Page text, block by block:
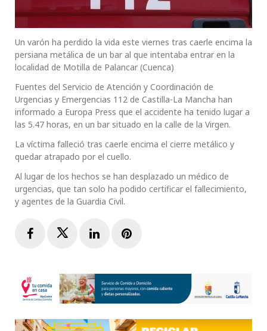
Un varón ha perdido la vida este viernes tras caerle encima la
persiana metálica de un bar al que intentaba entrar en la
localidad de Motilla de Palancar (Cuenca)
Fuentes del Servicio de Atención y Coordinación de
Urgencias y Emergencias 112 de Castilla-La Mancha han
informado a Europa Press que el accidente ha tenido lugar a
las 5.47 horas, en un bar situado en la calle de la Virgen.
La víctima falleció tras caerle encima el cierre metálico y
quedar atrapado por el cuello.
Al lugar de los hechos se han desplazado un médico de
urgencias, que tan solo ha podido certificar el fallecimiento,
y agentes de la Guardia Civil.
FacebookTwitterLinkedInPinterest